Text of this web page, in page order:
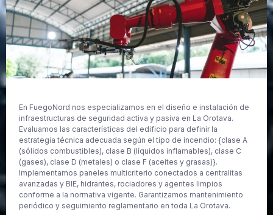
En FuegoNord nos especializamos en el diseño e instalación de
infraestructuras de seguridad activa y pasiva en La Orotava.
Evaluamos las características del edificio para definir la
estrategia técnica adecuada según el tipo de incendio: {clase A
(sólidos combustibles), clase B (líquidos inflamables), clase C
(gases), clase D (metales) o clase F (aceites y grasas)}.
Implementamos paneles multicriterio conectados a centralitas
avanzadas y BIE, hidrantes, rociadores y agentes limpios
conforme a la normativa vigente. Garantizamos mantenimiento
periódico y seguimiento reglamentario en toda La Orotava.